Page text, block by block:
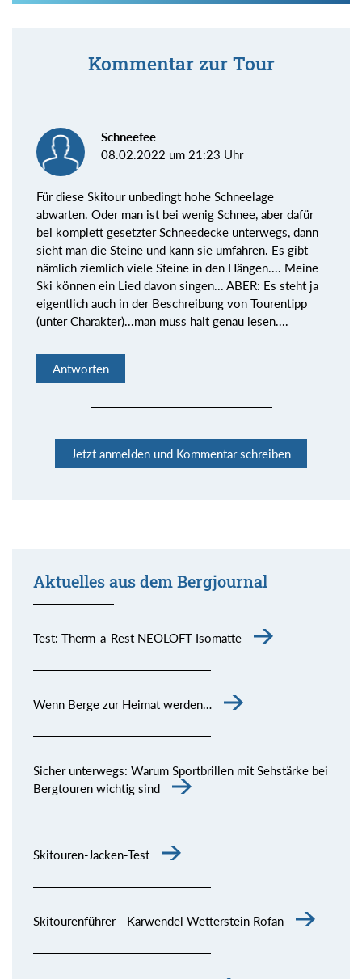
Kommentar zur Tour
Schneefee
08.02.2022 um 21:23 Uhr
Für diese Skitour unbedingt hohe Schneelage
abwarten. Oder man ist bei wenig Schnee, aber dafür
bei komplett gesetzter Schneedecke unterwegs, dann
sieht man die Steine und kann sie umfahren. Es gibt
nämlich ziemlich viele Steine in den Hängen.... Meine
Ski können ein Lied davon singen... ABER: Es steht ja
eigentlich auch in der Beschreibung von Tourentipp
(unter Charakter)...man muss halt genau lesen....
Antworten
Jetzt anmelden und Kommentar schreiben
Aktuelles aus dem Bergjournal
Test: Therm-a-Rest NEOLOFT Isomatte
Wenn Berge zur Heimat werden…
Sicher unterwegs: Warum Sportbrillen mit Sehstärke bei
Bergtouren wichtig sind
Skitouren-Jacken-Test
Skitourenführer - Karwendel Wetterstein Rofan